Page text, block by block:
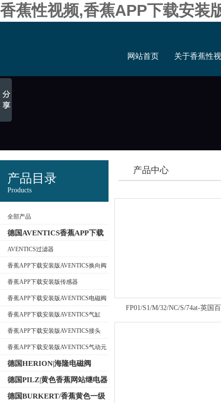
香蕉性视频,香蕉APP下载安装
网站首页 关于香蕉性
产品目录
Products
全部产品
德国AVENTICS香蕉APP下载
安装版
AVENTICS过滤器
香蕉APP下载安装版AVENTICS换向阀
香蕉APP下载安装版传感器
香蕉APP下载安装版AVENTICS电磁阀
香蕉APP下载安装版AVENTICS气缸
香蕉APP下载安装版AVENTICS接头
香蕉APP下载安装版AVENTICS气动元
德国HERION|海隆电磁阀
德国PILZ|黄色香蕉网站继电器
德国BURKERT/香蕉黄色一级
产品中心
FP01/S1/M/32/NC/S/74at-英国